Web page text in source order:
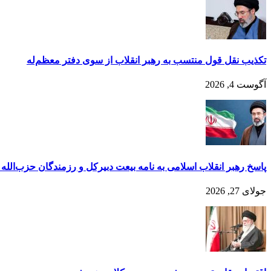
تکذیب نقل قول منتسب به رهبر انقلاب از سوی دفتر معظم‌له
آگوست 4, 2026
پاسخ رهبر انقلاب اسلامی به نامه بیعت دبیرکل و رزمندگان حزب‌الله
جولای 27, 2026